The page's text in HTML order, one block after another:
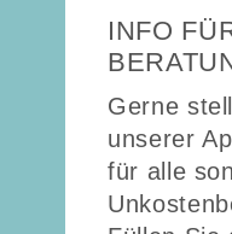
INFO
Gerne
unserer
für alle